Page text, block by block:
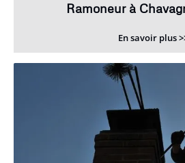
Ramoneur à
En savoir plus